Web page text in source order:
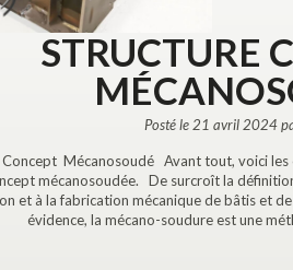
STRUCTURE
Posté le 21 avril 2024
Mécanosoudé Avant tout, voici les
mécanosoudée. De surcroît la
et à la fabrication mécanique de bâtis et
évidence, la mécano-soudure est une